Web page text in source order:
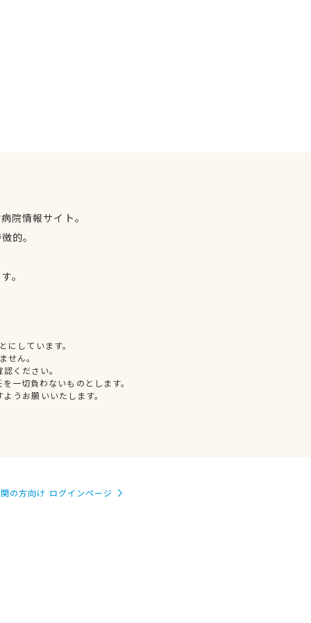
院情報サイト。
的。
。
しています。
せん。
ください。
一切負わないものとします。
うお願いいたします。
の方向け ログインページ